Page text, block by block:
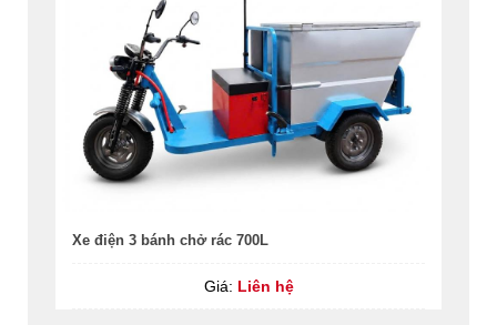
Xe điện 3 bánh chở rác 700L
Giá: Liên hệ